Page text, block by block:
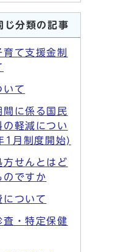
じ分類の記事
て支援金制
いて
間に係る国民
の軽減につい
1月制度開始)
方せんとはど
のですか
について
査・特定保健